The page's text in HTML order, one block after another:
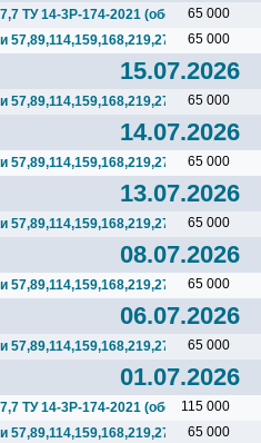
ТУ 14-3Р-174-2021 (обсадная),
65 000
65 000
15.07.2026
65 000
14.07.2026
65 000
13.07.2026
65 000
08.07.2026
65 000
06.07.2026
65 000
01.07.2026
ТУ 14-3Р-174-2021 (обсадная),
115 000
65 000